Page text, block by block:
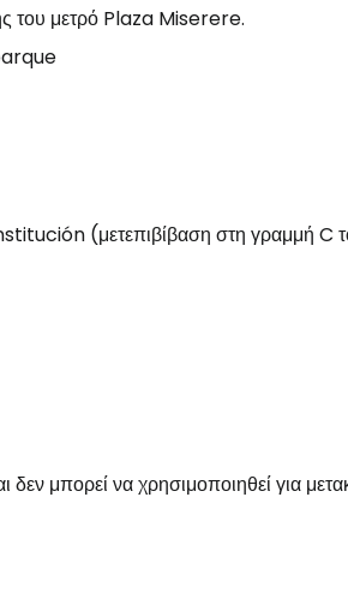
του μετρό Plaza Miserere.
(μετεπιβίβαση στη γραμμή C
μπορεί να χρησιμοποιηθεί για